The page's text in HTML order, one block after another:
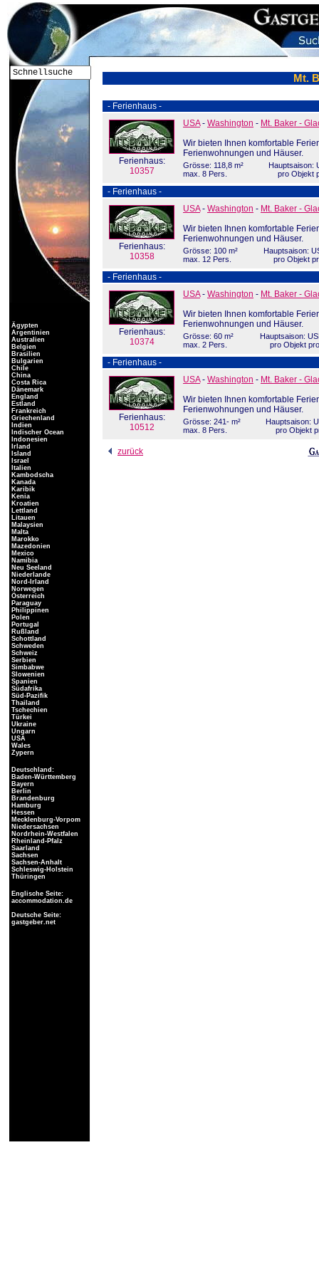
Mt.
- Ferienhaus -
Ferienhaus:
10357
USA- Washington - Mt. Baker -
Wir bieten Ihnen komfortable
Ferienwohnungen und Häuser.
Grösse: 118,8 m²
max. 8 Pers.
Hauptsaison:
pro Objekt
- Ferienhaus -
Ferienhaus:
10358
USA- Washington - Mt. Baker -
Wir bieten Ihnen komfortable
Ferienwohnungen und Häuser.
Grösse: 100 m²
max. 12 Pers.
Hauptsaison:
pro Objekt
- Ferienhaus -
Ferienhaus:
10374
USA- Washington - Mt. Baker -
Wir bieten Ihnen komfortable
Ferienwohnungen und Häuser.
Grösse: 60 m²
max. 2 Pers.
Hauptsaison:
pro Objekt
- Ferienhaus -
Ferienhaus:
10512
USA- Washington - Mt. Baker -
Wir bieten Ihnen komfortable
Ferienwohnungen und Häuser.
Grösse: 241- m²
max. 8 Pers.
Hauptsaison:
pro Objekt
zurück
Ägypten
Argentinien
Australien
Belgien
Brasilien
Bulgarien
Chile
China
Costa Rica
Dänemark
England
Estland
Frankreich
Griechenland
Indien
Indischer Ocean
Indonesien
Irland
Island
Israel
Italien
Kambodscha
Kanada
Karibik
Kenia
Kroatien
Lettland
Litauen
Malaysien
Malta
Marokko
Mazedonien
Mexico
Namibia
Neu Seeland
Niederlande
Nord-Irland
Norwegen
Österreich
Paraguay
Philippinen
Polen
Portugal
Rußland
Schottland
Schweden
Schweiz
Serbien
Simbabwe
Slowenien
Spanien
Südafrika
Süd-Pazifik
Thailand
Tschechien
Türkei
Ukraine
Ungarn
USA
Wales
Zypern
Deutschland:
Baden-Württemberg
Bayern
Berlin
Brandenburg
Hamburg
Hessen
Mecklenburg-Vorpom
Niedersachsen
Nordrhein-Westfalen
Rheinland-Pfalz
Saarland
Sachsen
Sachsen-Anhalt
Schleswig-Holstein
Thüringen
Englische Seite:
accommodation.de
Deutsche Seite:
gastgeber.net